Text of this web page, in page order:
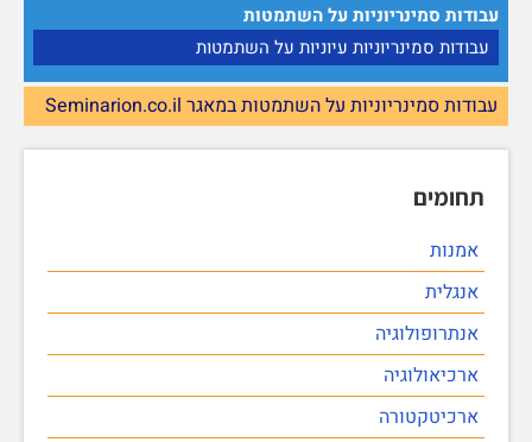
עבודות סמינריוניות על השתמטות
עבודות סמינריוניות עיוניות על השתמטות
עבודות סמינריוניות על השתמטות במאגר Seminarion.co.il
תחומים
אמנות
אנגלית
אנתרופולוגיה
ארכיאולוגיה
ארכיטקטורה